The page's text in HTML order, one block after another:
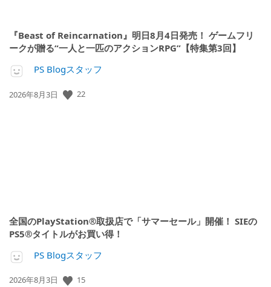
『Beast of Reincarnation』明日8月4日発売！ ゲームフリ
ークが贈る“一人と一匹のアクションRPG”【特集第3回】
PS Blogスタッフ
公
2026年8月3日 22
全国のPlayStation®取扱店で「サマーセール」開催！ SIEの
PS5®タイトルがお買い得！
PS Blogスタッフ
公
2026年8月3日 15